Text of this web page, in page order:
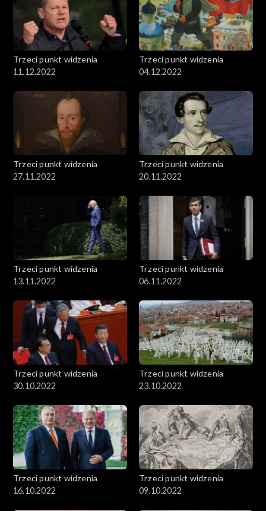
Trzeci punkt widzenia
11.12.2022
Trzeci punkt widzenia
04.12.2022
Trzeci punkt widzenia
27.11.2022
Trzeci punkt widzenia
20.11.2022
Trzeci punkt widzenia
13.11.2022
Trzeci punkt widzenia
06.11.2022
Trzeci punkt widzenia
30.10.2022
Trzeci punkt widzenia
23.10.2022
Trzeci punkt widzenia
16.10.2022
Trzeci punkt widzenia
09.10.2022